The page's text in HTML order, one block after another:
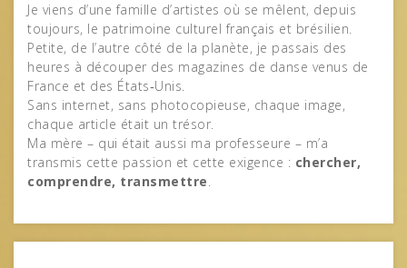
Je viens d’une famille d’artistes où se mêlent, depuis
toujours, le patrimoine culturel français et brésilien.
Petite, de l’autre côté de la planète, je passais des
heures à découper des magazines de danse venus de
France et des États‑Unis.
Sans internet, sans photocopieuse, chaque image,
chaque article était un trésor.
Ma mère – qui était aussi ma professeure – m’a
transmis cette passion et cette exigence : chercher,
comprendre, transmettre.